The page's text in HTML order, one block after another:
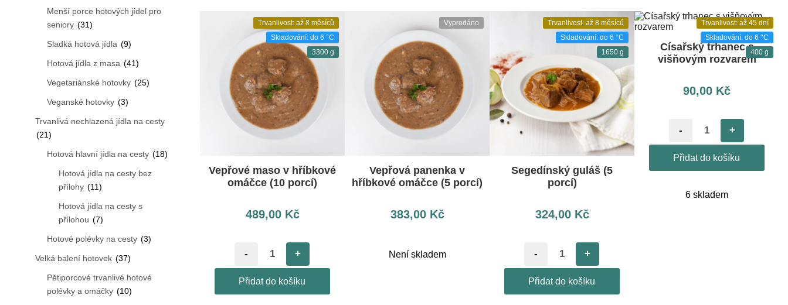
Trvanlivost: až 8 měsíců
Skladování: do 6 °C
3300 g
Vepřové maso v hříbkové
omáčce (10 porcí)
489,00 Kč
- +
Přidat do košíku
Vyprodáno
Vepřová panenka v
hříbkové omáčce (5 porcí)
383,00 Kč
Není skladem
Trvanlivost: až 8 měsíců
Skladování: do 6 °C
1650 g
Segedínský guláš (5
porcí)
324,00 Kč
- +
Přidat do košíku
Trvanlivost: až 45 dní
Skladování: do 6 °C
400 g
Císařský trhanec s
višňovým rozvarem
90,00 Kč
- +
Přidat do košíku
6 skladem
Menší porce hotových jídel pro
seniory (31)
Sladká hotová jídla (9)
Hotová jídla z masa (41)
Vegetariánské hotovky (25)
Veganské hotovky (3)
Trvanlivá nechlazená jídla na cesty
(21)
Hotová hlavní jídla na cesty (18)
Hotová jídla na cesty bez
přílohy (11)
Hotová jídla na cesty s
přílohou (7)
Hotové polévky na cesty (3)
Velká balení hotovek (37)
Pětiporcové trvanlivé hotové
polévky a omáčky (10)